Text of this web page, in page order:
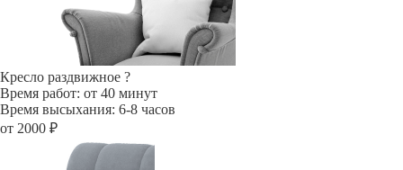
Кресло раздвижное ?
Время работ: от 40 минут
Время высыхания: 6-8 часов
от 2000 ₽